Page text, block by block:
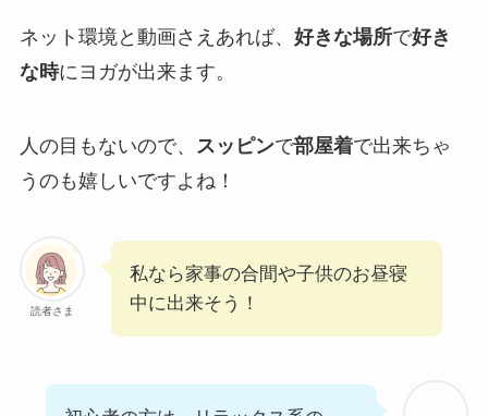
ネット環境と動画さえあれば、 好きな場所で好き
な時にヨガが出来ます。
人の目もないので、 スッピンで部屋着で出来ちゃ
うのも嬉しいですよね！
読者さま
私なら家事の合間や子供のお昼寝
中に出来そう！